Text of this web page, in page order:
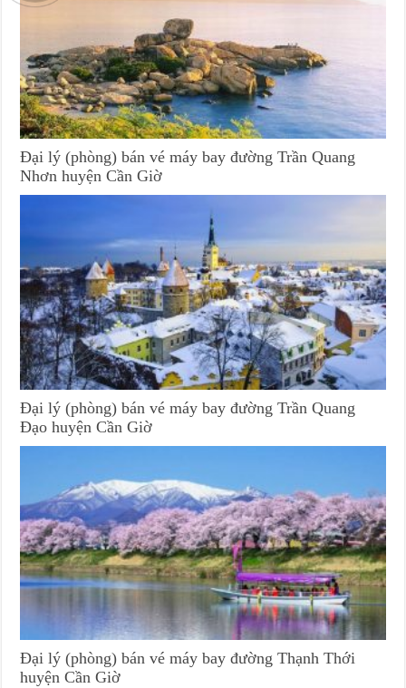
Đại lý (phòng) bán vé máy bay đường Trần Quang
Nhơn huyện Cần Giờ
Đại lý (phòng) bán vé máy bay đường Trần Quang
Đạo huyện Cần Giờ
Đại lý (phòng) bán vé máy bay đường Thạnh Thới
huyện Cần Giờ